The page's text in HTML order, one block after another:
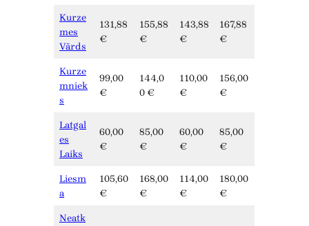
Kurze
mes
Vārds
131,88
€
155,88
€
143,88
€
167,88
€
Kurze
mniek
s
99,00
€
144,0
0 €
110,00
€
156,00
€
Latgal
es
Laiks
60,00
€
85,00
€
60,00
€
85,00
€
Liesm
a
105,60
€
168,00
€
114,00
€
180,00
€
Neatk